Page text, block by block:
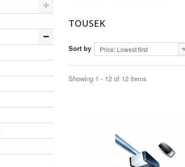
TOUSEK
Sort by Price: Lowest first
Showing 1 - 12 of 12 items